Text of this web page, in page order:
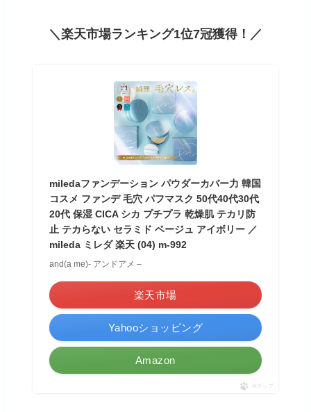
＼楽天市場ランキング1位7冠獲得！／
miledaファンデーション パウダーカバー力 韓国
コスメ ファンデ 毛穴 パフマスク 50代40代30代
20代 保湿 CICA シカ プチプラ 乾燥肌 テカリ防
止 テカらない セラミド ベージュ アイボリー ／
mileda ミレダ 楽天 (04) m-992
and(a me)- アンドアメ –
楽天市場
Yahooショッピング
Amazon
ポチップ